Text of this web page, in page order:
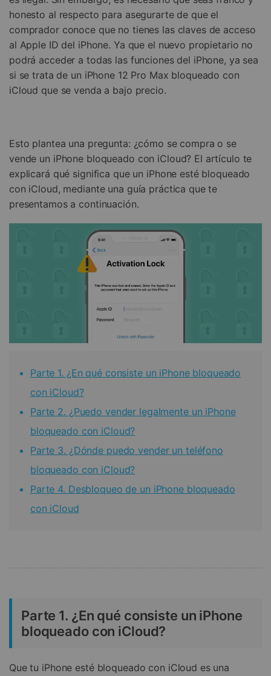
Gestor de Datos
Reparación de Móviles
Protección del Móvil
Encuentra Más Soluciones
Iniciar sesión
honesto al respecto para asegurarte de que el
comprador conoce que no tienes las claves de acceso
al Apple ID del iPhone. Ya que el nuevo propietario no
podrá acceder a todas las funciones del iPhone, ya sea
si se trata de un iPhone 12 Pro Max bloqueado con
iCloud que se venda a bajo precio.
Esto plantea una pregunta: ¿cómo se compra o se
vende un iPhone bloqueado con iCloud? El artículo te
explicará qué significa que un iPhone esté bloqueado
con iCloud, mediante una guía práctica que te
presentamos a continuación.
Parte 1. ¿En qué consiste un iPhone bloqueado
con iCloud?
Parte 2. ¿Puedo vender legalmente un iPhone
bloqueado con iCloud?
Parte 3. ¿Dónde puedo vender un teléfono
bloqueado con iCloud?
Parte 4. Desbloqueo de un iPhone bloqueado
con iCloud
Parte 1. ¿En qué consiste un iPhone
bloqueado con iCloud?
Que tu iPhone esté bloqueado con iCloud es una